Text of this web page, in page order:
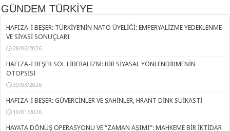
GÜNDEM TÜRKİYE
HAFIZA-İ BEŞER: TÜRKİYE’NİN NATO ÜYELİĞİ: EMPERYALİZME YEDEKLENME
VE SİYASİ SONUÇLARI
28/06/2026
HAFIZA-İ BEŞER SOL LİBERALİZM: BİR SİYASAL YÖNLENDİRMENİN
OTOPSİSİ
30/03/2026
HAFIZA-İ BEŞER: GÜVERCİNLER VE ŞAHİNLER, HRANT DİNK SUİKASTİ
19/01/2026
HAYATA DÖNÜŞ OPERASYONU VE “ZAMAN AŞIMI”: MAHKEME BİR İKTİDAR